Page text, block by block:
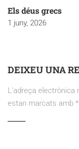
Els déus grecs
1 juny, 2026
DEIXEU UNA
L'adreça electrònica
estan marcats amb *